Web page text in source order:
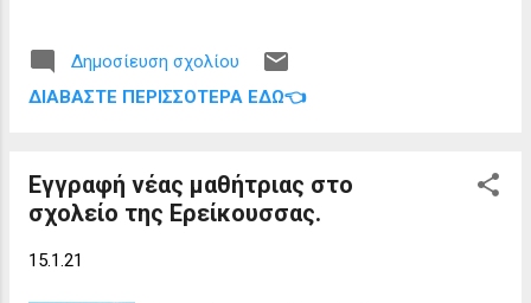
και Διαποντίων Νήσων. Το θέμα είχε
αναδείξει πρώτο το diapontia.gr πριν λίγες
πεζοδρόμια στη Κέρκυρα. Σύμφωνα με τον
αντιδήμαρχο Τ.Υ. Ν. Καλόγερο υπήρξε ένας
Δημοσίευση σχολίου
ΔΙΑΒΆΣΤΕ ΠΕΡΙΣΣΌΤΕΡΑ ΕΔΏ👈
Εγγραφή νέας μαθήτριας στο
σχολείο της Ερείκουσσας.
15.1.21